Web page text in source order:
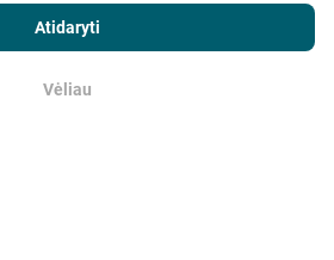
Atidaryti
Vėliau
pat su „nPerf“ testu
sutartis.
Gerai